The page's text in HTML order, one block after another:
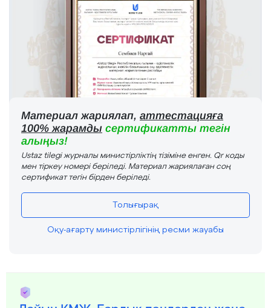
Материал жариялап, аттестацияға
100% жарамды сертификатты тегін
алыңыз!
Ustaz tilegi журналы министірліктің тізіміне енген. Qr коды
мен тіркеу номері беріледі. Материал жариялаған соң
сертификат тегін бірден беріледі.
Толығырақ
Оқу-ағарту министірлігінің ресми жауабы